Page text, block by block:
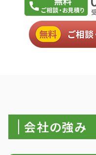
会社の強み